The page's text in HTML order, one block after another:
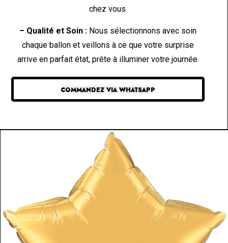
chez vous.
– Qualité et Soin : Nous sélectionnons avec soin
chaque ballon et veillons à ce que votre surprise
arrive en parfait état, prête à illuminer votre journée.
COMMANDEZ VIA WHATSAPP